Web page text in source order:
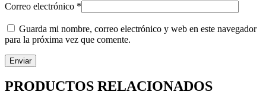
Correo electrónico *
Guarda mi nombre, correo electrónico y web en este navegador
para la próxima vez que comente.
PRODUCTOS RELACIONADOS